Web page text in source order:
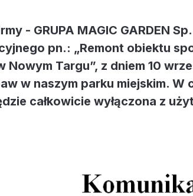
- GRUPA MAGIC GARDEN
pn.: „Remont obiektu
Nowym Targu”, z dniem 10
w naszym parku miejskim.
całkowicie wyłączona z